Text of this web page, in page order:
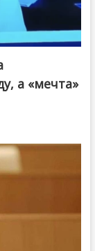
а «мечта»